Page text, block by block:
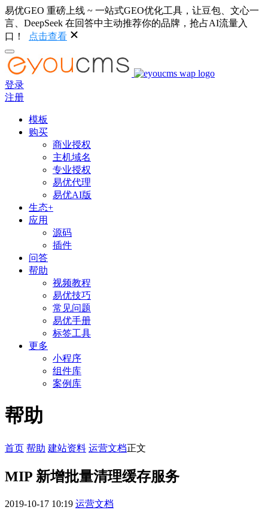
易优GEO 重磅上线 ~ 一站式GEO优化工具，让豆包、文心一
言、DeepSeek 在回答中主动推荐你的品牌，抢占AI流量入
口！
点击查看
登录
注册
模板
购买
商业授权
主机域名
专业授权
易优代理
易优AI版
生态+
应用
源码
插件
问答
帮助
视频教程
易优技巧
常见问题
易优手册
标签工具
更多
小程序
组件库
案例库
帮助
首页 帮助 建站资料 运营文档正文
MIP 新增批量清理缓存服务
2019-10-17 10:19 运营文档